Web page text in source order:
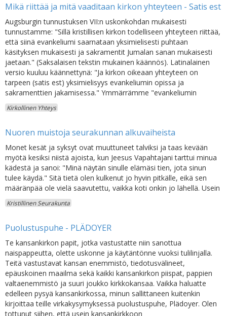
Mikä riittää ja mitä vaaditaan kirkon yhteyteen - Satis est
Augsburgin tunnustuksen VII:n uskonkohdan mukaisesti
tunnustamme: "Sillä kristillisen kirkon todelliseen yhteyteen riittää,
että siinä evankeliumi saarnataan yksimielisesti puhtaan
käsityksen mukaisesti ja sakramentit Jumalan sanan mukaisesti
jaetaan." (Saksalaisen tekstin mukainen käännös). Latinalainen
versio kuuluu käännettynä: "Ja kirkon oikeaan yhteyteen on
tarpeen (satis est) yksimielisyys evankeliumin opissa ja
sakramenttien jakamisessa." Ymmärrämme "evankeliumin
Kirkollinen Yhteys
Nuoren muistoja seurakunnan alkuvaiheista
Monet kesät ja syksyt ovat muuttuneet talviksi ja taas kevään
myötä kesiksi niistä ajoista, kun Jeesus Vapahtajani tarttui minua
kädestä ja sanoi: "Minä näytän sinulle elämäsi tien, jota sinun
tulee käydä." Sitä tietä olen kulkenut jo hyvin pitkälle, eikä sen
määränpää ole vielä saavutettu, vaikka koti onkin jo lähellä. Usein
Kristillinen Seurakunta
Puolustuspuhe - PLÄDOYER
Te kansankirkon papit, jotka vastustatte niin sanottua
naispappeutta, olette uskonne ja käytäntönne vuoksi tulilinjalla.
Teitä vastustavat kansan enemmistö, tiedotusvälineet,
epäuskoinen maailma sekä kaikki kansankirkon piispat, pappien
valtaenemmistö ja suuri joukko kirkkokansaa. Vaikka haluatte
edelleen pysyä kansankirkossa, minun sallittaneen kuitenkin
kirjoittaa teille virkakysymyksessä puolustuspuhe, Plädoyer. Olen
tottunut siihen, että usein kansankirkkoon